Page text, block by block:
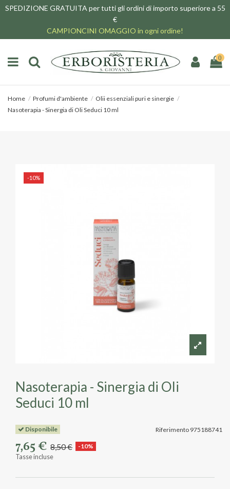
SPEDIZIONE GRATUITA per tutti gli ordini di importo superiore a 55
€
CAMPIONCINI OMAGGIO in ogni ordine!
0
Home Profumi d'ambiente
Olii essenziali puri e sinergie
Nasoterapia - Sinergia di Oli Seduci 10 ml
-10%
Nasoterapia - Sinergia di Oli
Seduci 10 ml
Riferimento 975188741
Disponibile
7,65 € 8,50 € -10%
Tasse incluse